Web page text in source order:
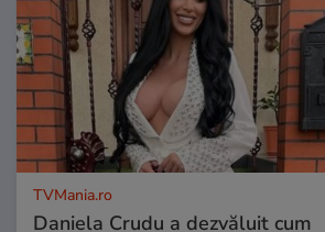
TVMania.ro
Daniela Crudu a dezvăluit cum